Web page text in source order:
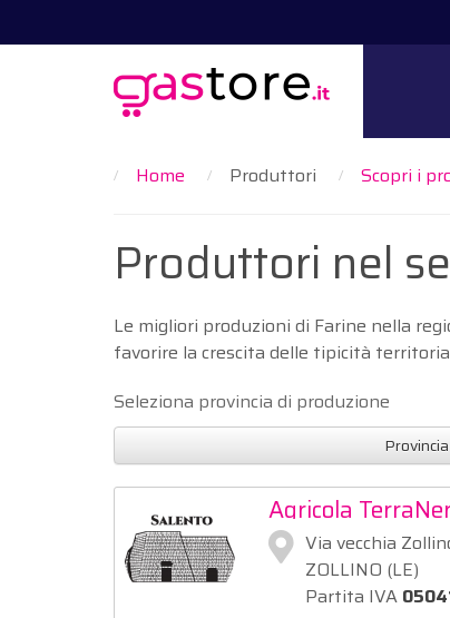
Home Produttori Scopri i
Produttori nel
Le migliori produzioni di Farine nella
favorire la crescita delle tipicità
Seleziona provincia di produzione
Provincia
Agricola
Via vecchia
ZOLLINO (LE)
Partita IVA